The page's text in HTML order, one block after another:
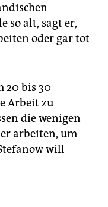
so alt, sagt er,
oder gar tot
20 bis 30
Arbeit zu
die wenigen
arbeiten, um
will